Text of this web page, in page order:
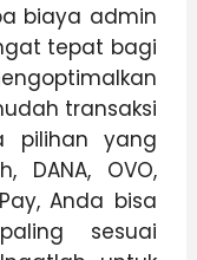
biaya admin
tepat bagi
transaksi
pilihan yang
DANA, OVO,
Anda bisa
sesuai